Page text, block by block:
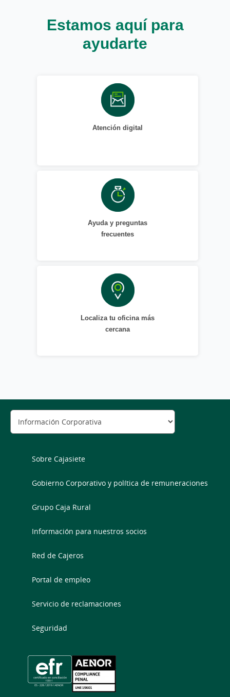
Estamos aquí para
ayudarte
Atención digital
Ayuda y preguntas
frecuentes
Localiza tu oficina más
cercana
Sobre Cajasiete
Gobierno Corporativo y política de remuneraciones
Grupo Caja Rural
Información para nuestros socios
Red de Cajeros
Portal de empleo
Servicio de reclamaciones
Seguridad